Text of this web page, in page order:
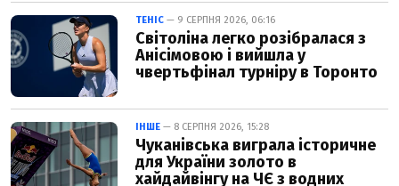
ТЕНІС — 9 СЕРПНЯ 2026, 06:16
Світоліна легко розібралася з
Анісімовою і вийшла у
чвертьфінал турніру в Торонто
ІНШЕ — 8 СЕРПНЯ 2026, 15:28
Чуканівська виграла історичне
для України золото в
хайдайвінгу на ЧЄ з водних